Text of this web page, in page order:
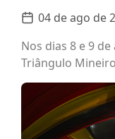
04 de ago de
Nos dias 8 e 9
Triângulo